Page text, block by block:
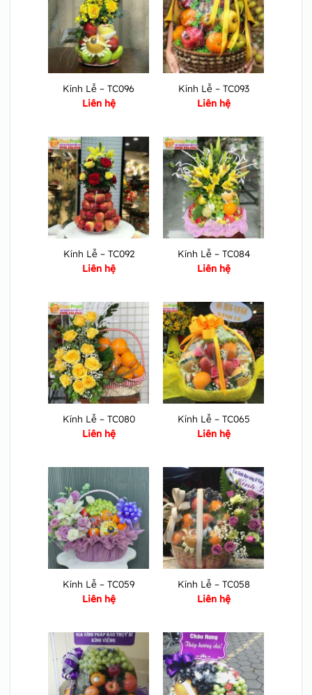
Kính Lễ – TC096
Liên hệ
Kính Lễ – TC093
Liên hệ
Kính Lễ – TC092
Liên hệ
Kính Lễ – TC084
Liên hệ
Kính Lễ – TC080
Liên hệ
Kính Lễ – TC065
Liên hệ
Kính Lễ – TC059
Liên hệ
Kính Lễ – TC058
Liên hệ